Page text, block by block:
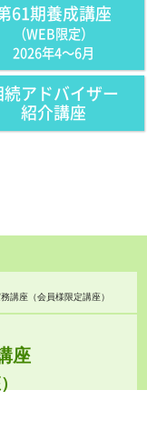
61期養成講座
（WEB限定）
2026年4〜6月
アドバイザー
紹介講座
講座 （会員様限定講座）
座